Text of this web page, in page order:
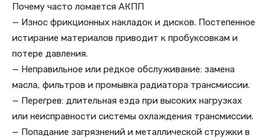
Почему часто ломается АКПП
— Износ фрикционных накладок и дисков. Постепенное
истирание материалов приводит к пробуксовкам и
потере давления.
— Неправильное или редкое обслуживание: замена
масла, фильтров и промывка радиатора трансмиссии.
— Перегрев: длительная езда при высоких нагрузках
или неисправности системы охлаждения трансмиссии.
— Попадание загрязнений и металлической стружки в